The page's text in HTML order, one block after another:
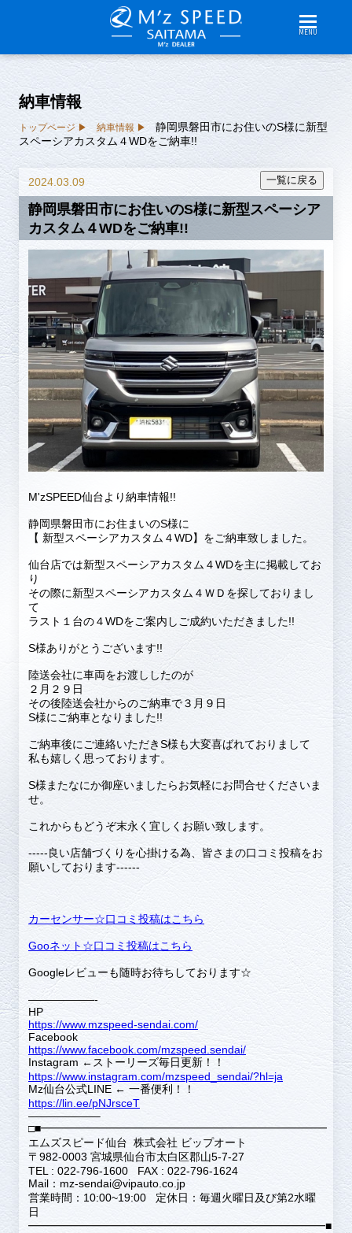
MENU
納車情報
トップページ 納車情報
静岡県磐田市にお住いのS様に新型
スペーシアカスタム４WDをご納車!!
2024.03.09
静岡県磐田市にお住いのS様に新型スペーシア
カスタム４WDをご納車!!
M'zSPEED仙台より納車情報!!
静岡県磐田市にお住まいのS様に
【 新型スペーシアカスタム４WD】をご納車致しました。
仙台店では新型スペーシアカスタム４WDを主に掲載してお
り
その際に新型スペーシアカスタム４ＷＤを探しておりまし
て
ラスト１台の４WDをご案内しご成約いただきました!!
S様ありがとうございます!!
陸送会社に車両をお渡ししたのが
２月２９日
その後陸送会社からのご納車で３月９日
S様にご納車となりました!!
ご納車後にご連絡いただきS様も大変喜ばれておりまして
私も嬉しく思っております。
S様またなにか御座いましたらお気軽にお問合せくださいま
せ。
これからもどうぞ末永く宜しくお願い致します。
-----良い店舗づくりを心掛ける為、皆さまの口コミ投稿をお
願いしております------
カーセンサー☆口コミ投稿はこちら
Gooネット☆口コミ投稿はこちら
Googleレビューも随時お待ちしております☆
——————-
HP
https://www.mzspeed-sendai.com/
Facebook
https://www.facebook.com/mzspeed.sendai/
Instagram ←ストーリーズ毎日更新！！
https://www.instagram.com/mzspeed_sendai/?hl=ja
Mz仙台公式LINE ← 一番便利！！
https://lin.ee/pNJrsceT
——————–
□■━━━━━━━━━━━━━━━━━━━━━━━━━━
エムズスピード仙台 株式会社 ビップオート
〒982-0003 宮城県仙台市太白区郡山5-7-27
TEL : 022-796-1600 FAX : 022-796-1624
Mail：mz-sendai@vipauto.co.jp
営業時間：10:00~19:00 定休日：毎週火曜日及び第2水曜
日
━━━━━━━━━━━━━━━━━━━━━━━━━━━■